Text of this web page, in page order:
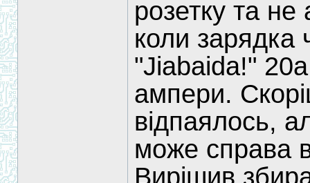
розетку та не
коли зарядка
"Jiabaida!"
ампери.
відпаялось,
може справа
Вирішив